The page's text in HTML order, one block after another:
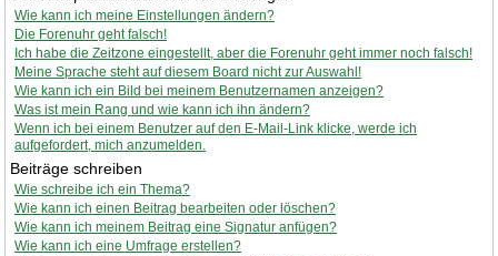
Wie kann ich meine Einstellungen ändern?
Die Forenuhr geht falsch!
Ich habe die Zeitzone eingestellt, aber die Forenuhr geht immer noch falsch!
Meine Sprache steht auf diesem Board nicht zur Auswahl!
Wie kann ich ein Bild bei meinem Benutzernamen anzeigen?
Was ist mein Rang und wie kann ich ihn ändern?
Wenn ich bei einem Benutzer auf den E-Mail-Link klicke, werde ich
aufgefordert, mich anzumelden.
Beiträge schreiben
Wie schreibe ich ein Thema?
Wie kann ich einen Beitrag bearbeiten oder löschen?
Wie kann ich meinem Beitrag eine Signatur anfügen?
Wie kann ich eine Umfrage erstellen?